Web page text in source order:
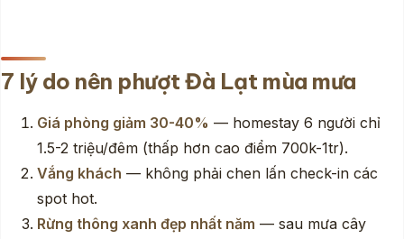
7 lý do nên phượt Đà Lạt mùa mưa
Giá phòng giảm 30-40% — homestay 6 người chỉ
1.5-2 triệu/đêm (thấp hơn cao điểm 700k-1tr).
Vắng khách — không phải chen lấn check-in các
spot hot.
Rừng thông xanh đẹp nhất năm — sau mưa cây